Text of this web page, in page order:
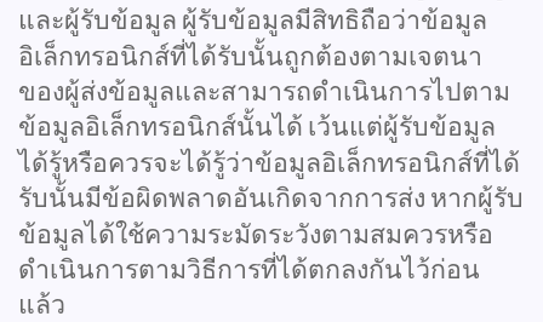
และผู้รับข้อมูล ผู้รับข้อมูลมีสิทธิถือว่าข้อมูล
อิเล็กทรอนิกส์ที่ได้รับนั้นถูกต้องตามเจตนา
ของผู้ส่งข้อมูลและสามารถดำเนินการไปตาม
ข้อมูลอิเล็กทรอนิกส์นั้นได้ เว้นแต่ผู้รับข้อมูล
ได้รู้หรือควรจะได้รู้ว่าข้อมูลอิเล็กทรอนิกส์ที่ได้
รับนั้นมีข้อผิดพลาดอันเกิดจากการส่ง หากผู้รับ
ข้อมูลได้ใช้ความระมัดระวังตามสมควรหรือ
ดำเนินการตามวิธีการที่ได้ตกลงกันไว้ก่อน
แล้ว